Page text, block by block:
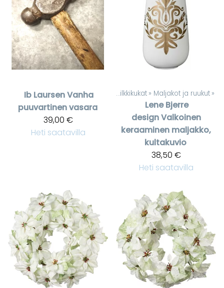
Ib LaursenVanha
puuvartinen vasara
39,00 €
Heti saatavilla
Tuotteet Silkkikukat ‪» Maljakot ja ruukut ‪»
Lene Bjerre
designValkoinen
keraaminen maljakko,
kultakuvio
38,50 €
Heti saatavilla